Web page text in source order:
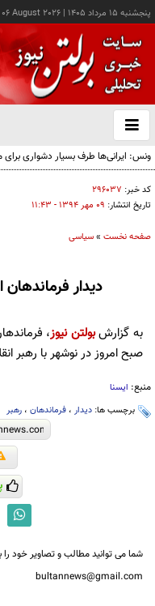
پنجشنبه ۱۵ مرداد ۱۴۰۵ |
August 2026
باز
و
کد خبر: ۲۹۶۰۳۷
تاریخ انتشار: ۰۹ مهر ۱۳۹۴ - ۱۱:۴۳
صفحه نخست »سیاسی
دیدار
به گزارشبولتن نیوز،
صبح امروز در نوشهر با رهبر
منبع: ایسنا
برچسب ها: دیدار ، فرماندهان ، رهبر
شما می توانید مطالب و تصاویر خود را
bultannews@gmail.com